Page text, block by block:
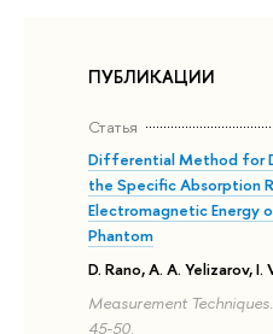
ПУБЛИКАЦИИ
Статья
Differential Method for
the Specific Absorption
Electromagnetic Energy
Phantom
D. Rano, A. A. Yelizarov,
Measurement
45-50.